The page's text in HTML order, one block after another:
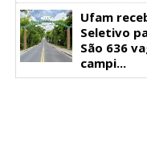
Ufam
Seletivo
São 636
campi...